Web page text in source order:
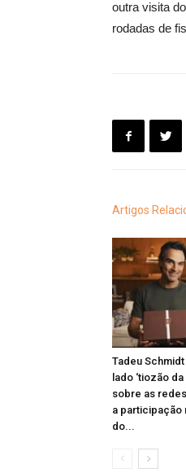
outra visita
rodadas de
Artigos
Tadeu
lado ‘tiozão
sobre as
a participação
do...